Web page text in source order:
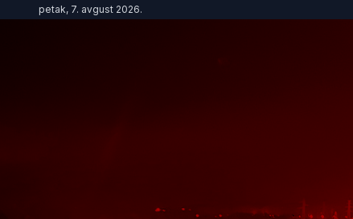
petak, 7. avgust 2026.